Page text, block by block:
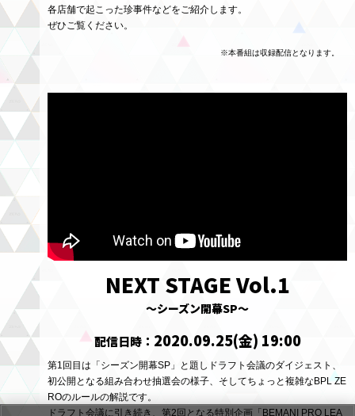
各店舗で起こった珍事件などをご紹介します。
ぜひご覧ください。
※本番組は収録配信となります。
NEXT STAGE Vol.1
～シーズン開幕SP～
配信日時： 2020.09.25(金) 19:00
第1回目は「シーズン開幕SP」と題しドラフト会議のダイジェスト、
初公開となる組み合わせ抽選会の様子、そしてちょっと複雑なBPL ZE
ROのルールの解説です。
ドラフト会議に引き続き、第2回となる特別企画「BEMANI PRO LEA